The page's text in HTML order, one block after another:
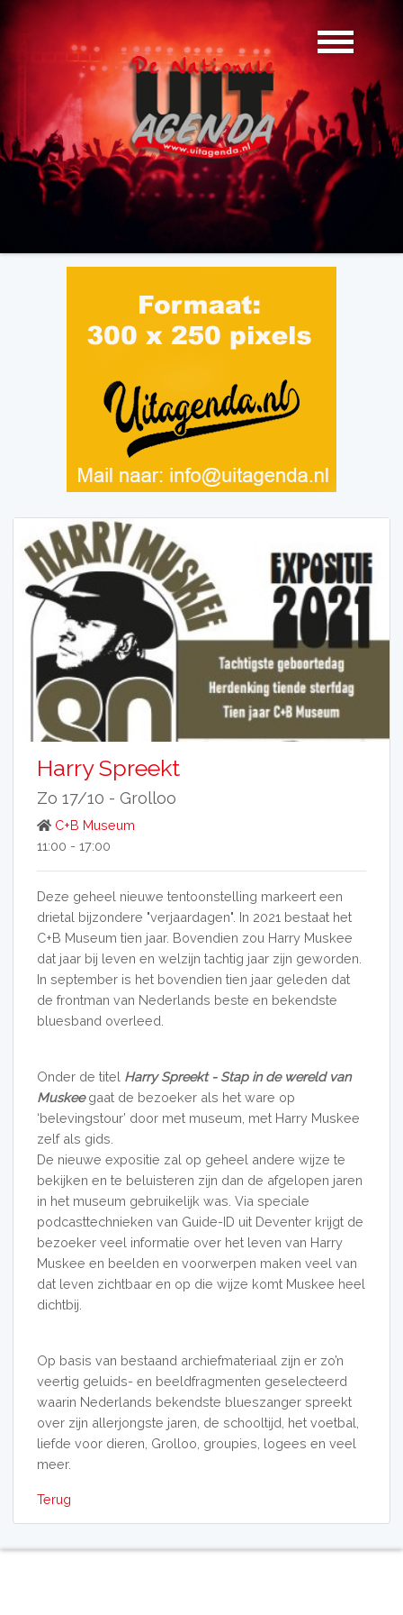
Harry Spreekt
Zo 17/10 - Grolloo
C+B Museum
11:00 - 17:00
Deze geheel nieuwe tentoonstelling markeert een
drietal bijzondere "verjaardagen". In 2021 bestaat het
C+B Museum tien jaar. Bovendien zou Harry Muskee
dat jaar bij leven en welzijn tachtig jaar zijn geworden.
In september is het bovendien tien jaar geleden dat
de frontman van Nederlands beste en bekendste
bluesband overleed.
Onder de titel Harry Spreekt - Stap in de wereld van
Muskeegaat de bezoeker als het ware op
‘belevingstour’ door met museum, met Harry Muskee
zelf als gids.
De nieuwe expositie zal op geheel andere wijze te
bekijken en te beluisteren zijn dan de afgelopen jaren
in het museum gebruikelijk was. Via speciale
podcasttechnieken van Guide-ID uit Deventer krijgt de
bezoeker veel informatie over het leven van Harry
Muskee en beelden en voorwerpen maken veel van
dat leven zichtbaar en op die wijze komt Muskee heel
dichtbij.
Op basis van bestaand archiefmateriaal zijn er zo’n
veertig geluids- en beeldfragmenten geselecteerd
waarin Nederlands bekendste blueszanger spreekt
over zijn allerjongste jaren, de schooltijd, het voetbal,
liefde voor dieren, Grolloo, groupies, logees en veel
meer.
Terug